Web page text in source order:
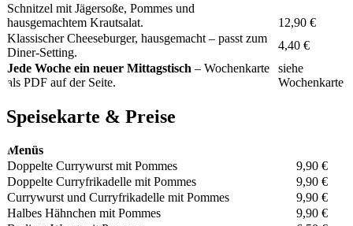
Schnitzel mit Jägersoße, Pommes und
hausgemachtem Krautsalat.
12,90 €
Klassischer Cheeseburger, hausgemacht – passt zum
Diner-Setting.
4,40 €
Jede Woche ein neuer Mittagstisch – Wochenkarte
als PDF auf der Seite.
siehe
Wochenkarte
Speisekarte & Preise
Menüs
Doppelte Currywurst mit Pommes
9,90 €
Doppelte Curryfrikadelle mit Pommes
9,90 €
Currywurst und Curryfrikadelle mit Pommes
9,90 €
Halbes Hähnchen mit Pommes
9,90 €